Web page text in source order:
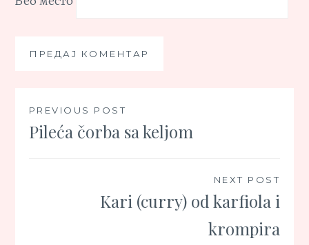
Кретање
чланка
PREVIOUS POST
Pileća čorba sa keljom
NEXT POST
Kari (curry) od karfiola i
krompira